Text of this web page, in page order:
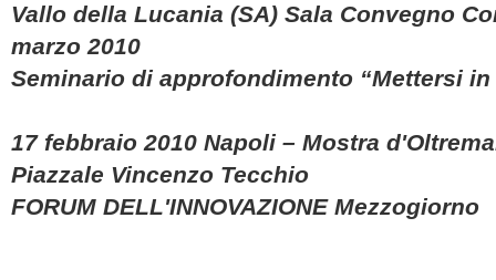
Vallo della Lucania (SA) Sala Convegno
marzo 2010
Seminario di approfondimento “Mettersi
17 febbraio 2010 Napoli – Mostra
Piazzale Vincenzo Tecchio
FORUM DELL'INNOVAZIONE Mezzogiorno